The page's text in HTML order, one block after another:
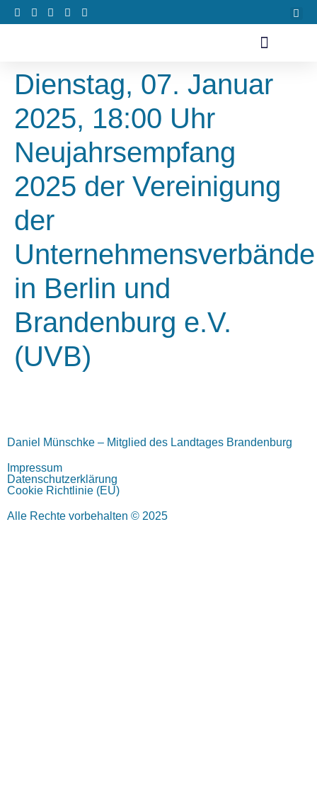
Dienstag, 07. Januar
2025, 18:00 Uhr
Neujahrsempfang
2025 der Vereinigung
der
Unternehmensverbände
in Berlin und
Brandenburg e.V.
(UVB)
Daniel Münschke – Mitglied des Landtages Brandenburg
Impressum
Datenschutzerklärung
Cookie Richtlinie (EU)
Alle Rechte vorbehalten © 2025